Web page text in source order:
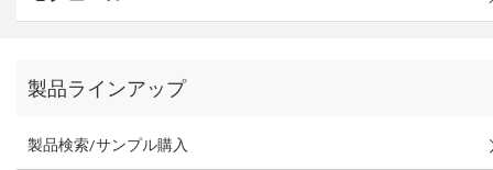
製品ラインアップ
製品検索/サンプル購入